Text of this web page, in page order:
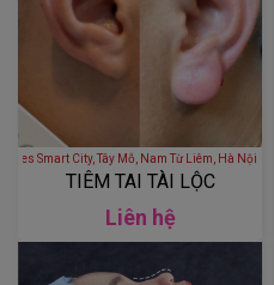
- S1.02 Vinhomes Smart City, Tây Mỗ, Nam Từ
TIÊM TAI TÀI LỘC
Liên hệ
LÊ THÚY BEAUTY